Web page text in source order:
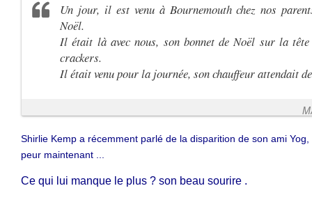
Un jour, il est venu à Bournemouth chez nos
Noël.
Il était là avec nous, son bonnet de Noël sur la
crackers.
Il était venu pour la journée, son chauffeur attendait
Shirlie Kemp a récemment parlé de la disparition de son ami
peur maintenant ...
Ce qui lui manque le plus ? son beau sourire .